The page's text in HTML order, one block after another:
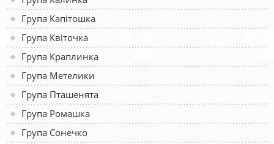
Група Капітошка
Група Квіточка
Група Краплинка
Група Метелики
Група Пташенята
Група Ромашка
Група Сонечко